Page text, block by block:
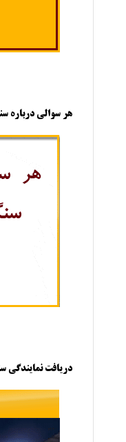
هر سوالی درباره
دریافت نمایندگی